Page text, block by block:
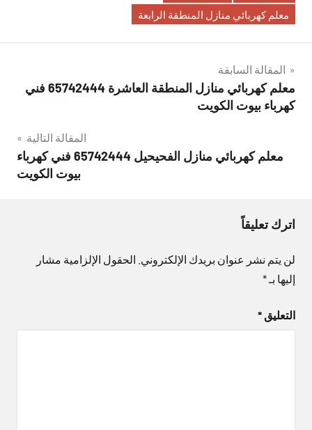
معلم كهربائي منازل المنطقة الرابعة
تصفّح
المقالات
المقالة السابقة
معلم كهربائي منازل المنطقة العاشرة 65742444 فني
كهرباء بيوت الكويت
المقالة التالية
معلم كهربائي منازل الفحيحيل 65742444 فني كهرباء
بيوت الكويت
اترك تعليقاً
لن يتم نشر عنوان بريدك الإلكتروني. الحقول الإلزامية مشار
إليها بـ*
التعليق *